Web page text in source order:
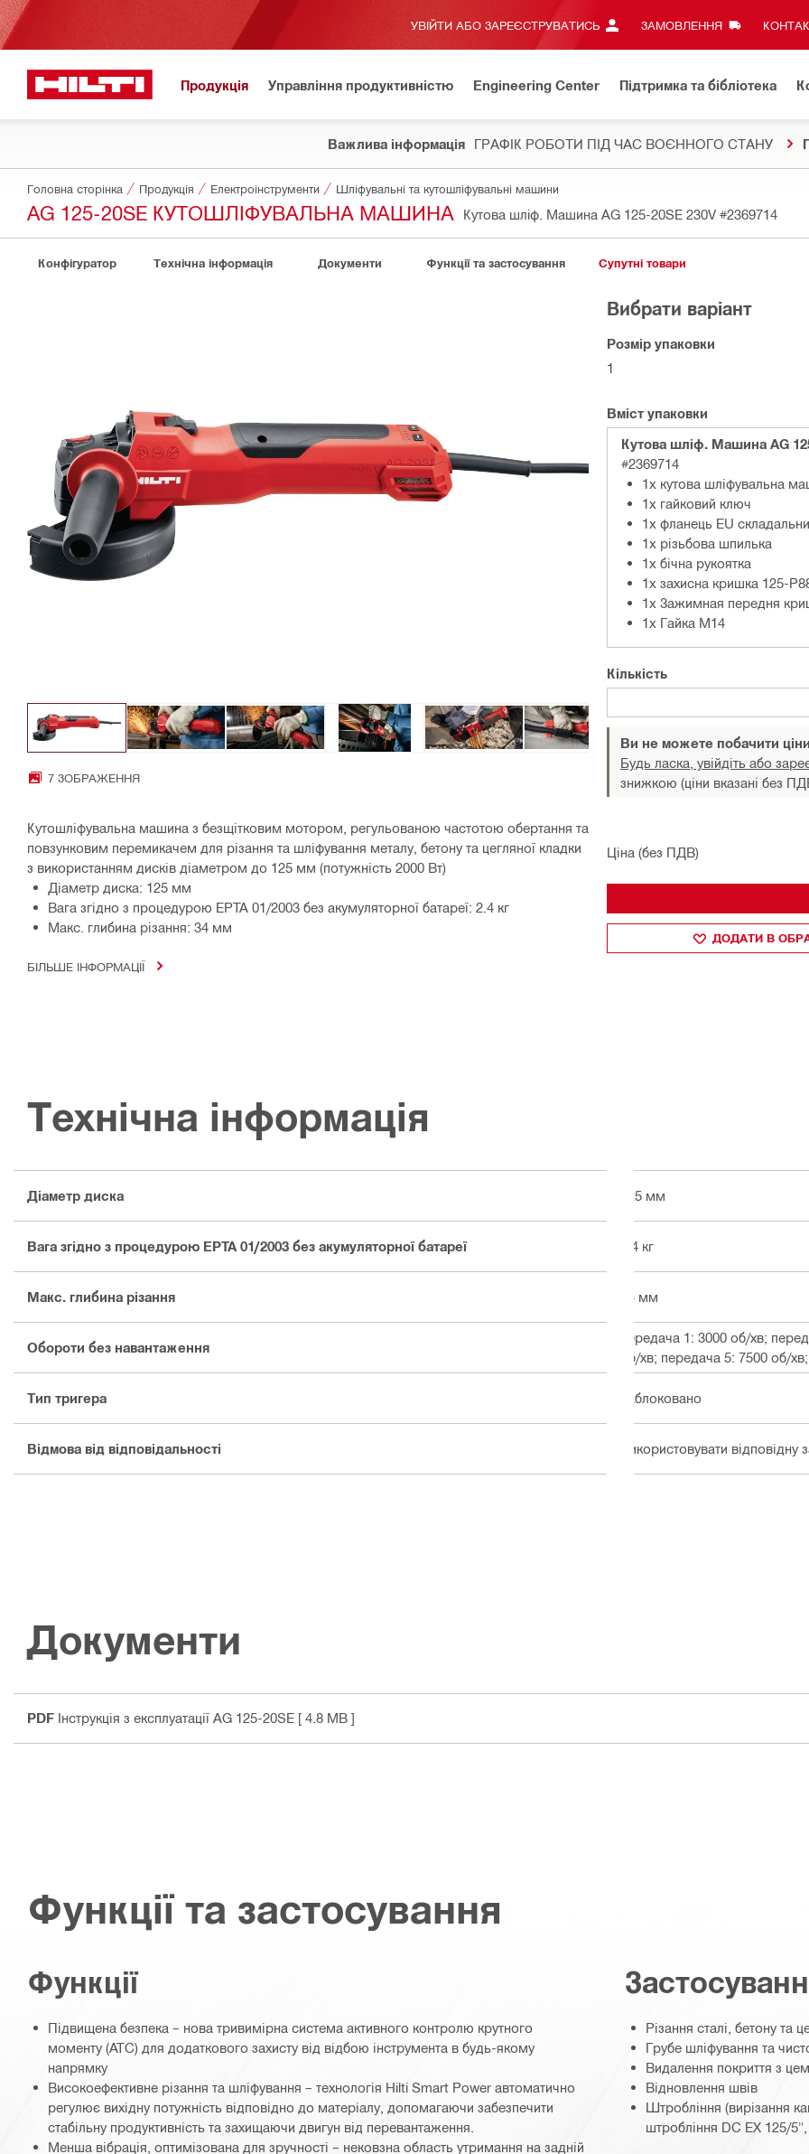
УВІЙТИ АБО ЗАРЕЄСТРУВАТИСЬ ЗАМОВЛЕННЯ
Продукція Управління продуктивністю Engineering Center Підтримка та бібліотека
Важлива інформація ГРАФІК РОБОТИ ПІД ЧАС ВОЄННОГО СТАНУ
Головна сторінка Продукція Електроінструменти Шліфувальні та кутошліфувальні машини
AG 125-20SE КУТОШЛІФУВАЛЬНА МАШИНА Кутова шлiф. Машина AG 125-20SE 230V #2369714
Конфігуратор Технічна інформація Документи Функції та застосування Супутні товари
7 ЗОБРАЖЕННЯ
Кутошліфувальна машина з безщітковим мотором, регульованою частотою обертання та
повзунковим перемикачем для різання та шліфування металу, бетону та цегляної кладки
з використанням дисків діаметром до 125 мм (потужність 2000 Вт)
Діаметр диска: 125 мм
Вага згідно з процедурою EPTA 01/2003 без акумуляторної батареї: 2.4 кг
Макс. глибина різання: 34 мм
БІЛЬШЕ ІНФОРМАЦІЇ
Вибрати варіант
Розмір упаковки
1
Вміст упаковки
Кутова шлiф. Машина AG
#2369714
1x кутова шліфувальна
1x гайковий ключ
1x фланець EU
1x різьбова шпилька
1x бічна рукоятка
1x захисна кришка 125-
1x Зажимная передня
1x Гайка М14
Кількість
Ви не можете побачити
Будь ласка, увійдіть або
знижкою (ціни вказані без
Ціна (без ПДВ)
ДОДАТИ В
Технічна інформація
Діаметр диска 125 мм
Вага згідно з процедурою EPTA 01/2003 без акумуляторної батареї 2.4 кг
Макс. глибина різання 34 мм
Обороти без навантаження
передача 1: 3000 об/хв;
об/хв; передача 5: 7500 об/
Тип тригера Заблоковано
Відмова від відповідальності Використовувати
Документи
PDF Інструкція з експлуатації AG 125-20SE [ 4.8 MB ]
Функції та застосування
Функції
Підвищена безпека – нова тривимірна система активного контролю крутного
моменту (ATC) для додаткового захисту від відбою інструмента в будь-якому
напрямку
Високоефективне різання та шліфування – технологія Hilti Smart Power автоматично
регулює вихідну потужність відповідно до матеріалу, допомагаючи забезпечити
стабільну продуктивність та захищаючи двигун від перевантаження.
Менша вібрація, оптимізована для зручності – нековзна область утримання на задній
Різання сталі, бетону та
Грубе шліфування та
Видалення покриття з
Відновлення швів
Штробління (вирізання
штробління DC EX 125/